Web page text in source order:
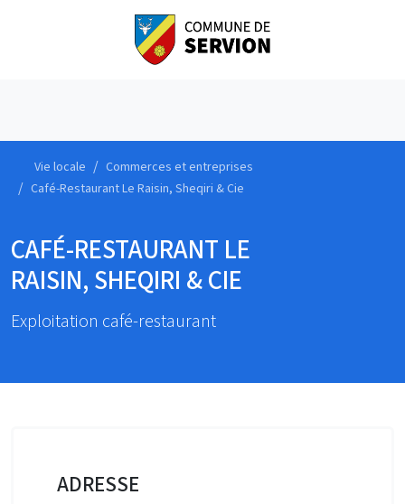
Vie locale
Commerces et entreprises
Café-Restaurant Le Raisin, Sheqiri & Cie
CAFÉ-RESTAURANT LE
RAISIN, SHEQIRI & CIE
Exploitation café-restaurant
ADRESSE